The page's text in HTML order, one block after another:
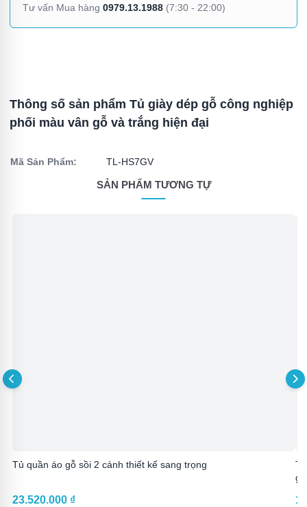
Tư vấn Mua hàng 0979.13.1988(7:30 - 22:00)
Thông số sản phẩm Tủ giày dép gỗ công nghiệp
phối màu vân gỗ và trắng hiện đại
Mã Sản Phẩm: TL-HS7GV
SẢN PHẨM TƯƠNG TỰ
Tủ quần áo gỗ sồi 2 cánh thiết kế sang trọng
23.520.000 ₫